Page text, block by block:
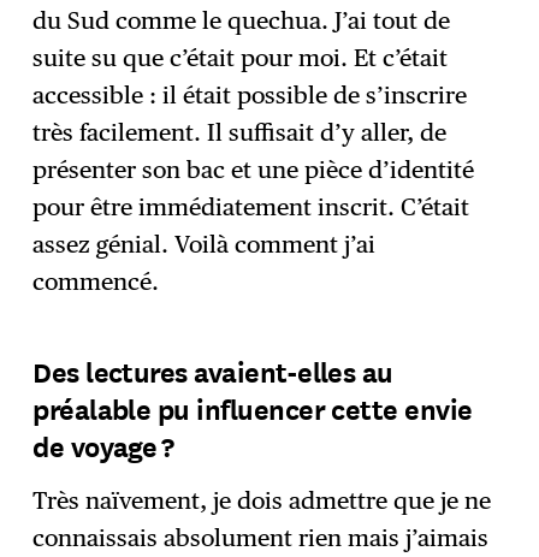
du Sud comme le quechua. J’ai tout de
suite su que c’était pour moi. Et c’était
accessible : il était possible de s’inscrire
très facilement. Il suffisait d’y aller, de
présenter son bac et une pièce d’identité
pour être immédiatement inscrit. C’était
assez génial. Voilà comment j’ai
commencé.
Des lectures avaient-elles au
préalable pu influencer cette envie
de voyage ?
Très naïvement, je dois admettre que je ne
connaissais absolument rien mais j’aimais